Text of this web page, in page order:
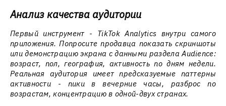
Анализ качества аудитории
Первый инструмент - TikTok Analytics внутри самого
приложения. Попросите продавца показать скриншоты
или демонстрацию экрана с данными раздела Audience:
возраст, пол, география, активность по дням недели.
Реальная аудитория имеет предсказуемые паттерны
активности - пики в вечерние часы, разброс по
возрастам, концентрацию в одной-двух странах.